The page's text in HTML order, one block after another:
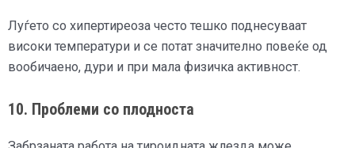
Луѓето со хипертиреоза често тешко поднесуваат
високи температури и се потат значително повеќе од
вообичаено, дури и при мала физичка активност.
10. Проблеми со плодноста